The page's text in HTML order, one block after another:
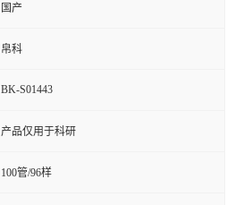
国产
帛科
BK-S01443
产品仅用于科研
100管/96样